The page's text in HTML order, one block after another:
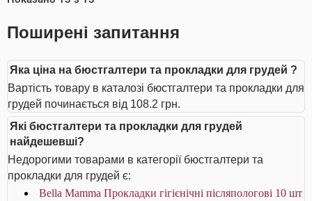
Поширені запитання
Яка ціна на бюстгалтери та прокладки для грудей ?
Вартість товару в каталозі бюстгалтери та прокладки для
грудей починається від 108.2 грн.
Які бюстгалтери та прокладки для грудей
найдешевші?
Недорогими товарами в категорії бюстгалтери та
прокладки для грудей є:
Bella Мamma Прокладки гiгiєнiчнi післяпологові 10 шт